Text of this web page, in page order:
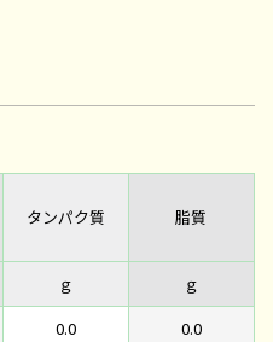
タンパク質
ｇ
0.0
脂質
ｇ
0.0